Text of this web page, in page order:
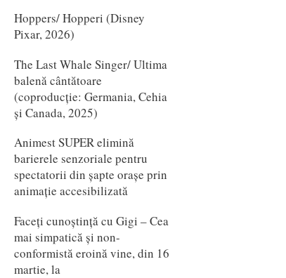
Hoppers/ Hopperi (Disney
Pixar, 2026)
The Last Whale Singer/ Ultima
balenă cântătoare
(coproducție: Germania, Cehia
și Canada, 2025)
Animest SUPER elimină
barierele senzoriale pentru
spectatorii din șapte orașe prin
animație accesibilizată
Faceți cunoștință cu Gigi – Cea
mai simpatică și non-
conformistă eroină vine, din 16
martie, la